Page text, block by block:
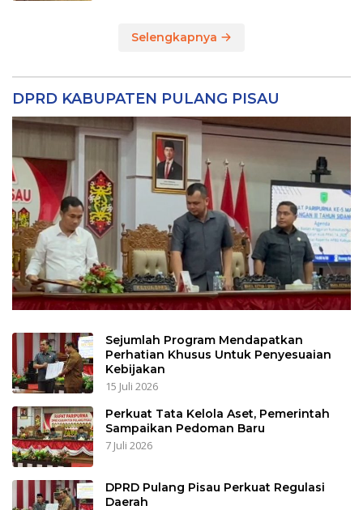
Selengkapnya
DPRD KABUPATEN PULANG PISAU
Sejumlah Program Mendapatkan
Perhatian Khusus Untuk Penyesuaian
Kebijakan
15 Juli 2026
Perkuat Tata Kelola Aset, Pemerintah
Sampaikan Pedoman Baru
7 Juli 2026
DPRD Pulang Pisau Perkuat Regulasi
Daerah